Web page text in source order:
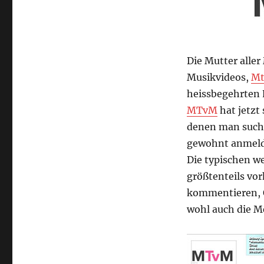
Die Mutter aller
Musikvideos,
heissbegehrten
MTvMhat jetzt
denen man
gewohnt
Die typischen
größtenteils
kommentieren,
wohl auch die